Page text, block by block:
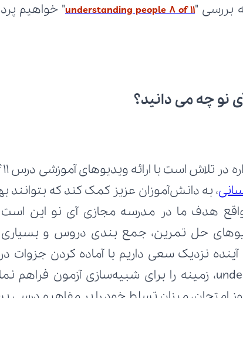
بررسی "understanding people 8 of 11
نو چه می‌ دانید؟
امتحان، میزان تسلط خود را بر مفاهیم درسی